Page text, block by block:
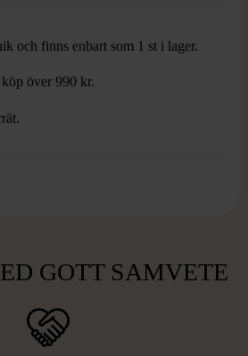
och finns enbart som 1 st i lager.
över 990 kr.
GOTT SAMVETE